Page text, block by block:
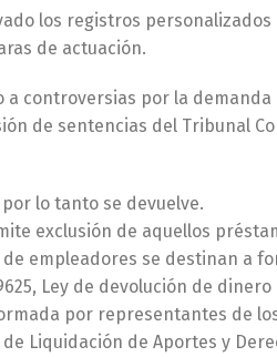
los registros
de actuación.
controversias por la
de sentencias del Tribunal
lo tanto se devuelve.
exclusión de aquellos
de empleadores se destinan a
Ley de devolución de
por representantes de
Liquidación de Aportes y